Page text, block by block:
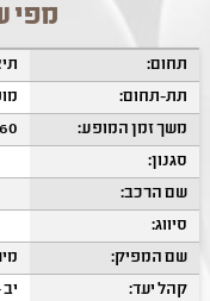
מפי
תחום:
תת-תחום:
משך זמן המופע:
60
סגנון:
שם הרכב:
סיווג:
שם המפיק:
קהל יעד:
יב